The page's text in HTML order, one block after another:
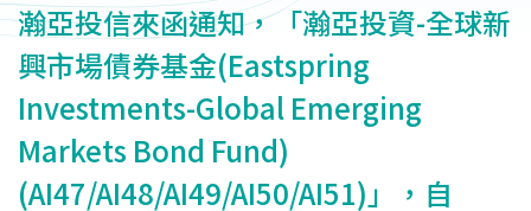
瀚亞投信來函通知，「瀚亞投資-全球新
興市場債券基金(Eastspring
Investments-Global Emerging
Markets Bond Fund)
(AI47/AI48/AI49/AI50/AI51)」，自